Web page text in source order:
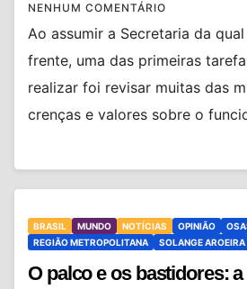
NENHUM COMENTÁRIO
Ao assumir a Secretaria da
frente, uma das primeiras
realizar foi revisar muitas das
crenças e valores sobre o
BRASIL MUNDO NOTÍCIAS OPINIÃO
REGIÃO METROPOLITANA
SOLANGE AROEIRA
O palco e os bastidores: